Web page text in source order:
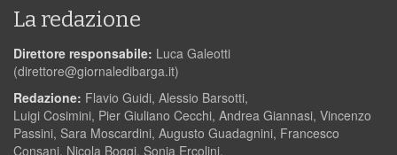
La redazione
Direttore responsabile: Luca Galeotti
(direttore@giornaledibarga.it)
Redazione: Flavio Guidi, Alessio Barsotti,
Luigi Cosimini, Pier Giuliano Cecchi, Andrea Giannasi, Vincenzo
Passini, Sara Moscardini, Augusto Guadagnini, Francesco
Consani, Nicola Boggi, Sonia Ercolini.